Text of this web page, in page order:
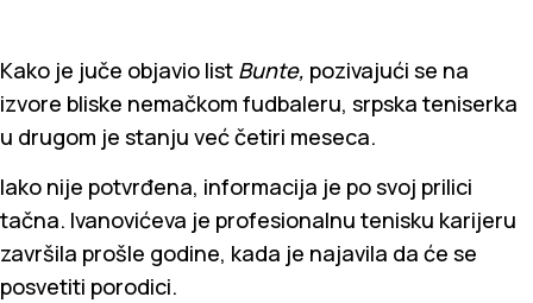
Kako je juče objavio list Bunte, pozivajući se na
izvore bliske nemačkom fudbaleru, srpska teniserka
u drugom je stanju već četiri meseca.
Iako nije potvrđena, informacija je po svoj prilici
tačna. Ivanovićeva je profesionalnu tenisku karijeru
završila prošle godine, kada je najavila da će se
posvetiti porodici.